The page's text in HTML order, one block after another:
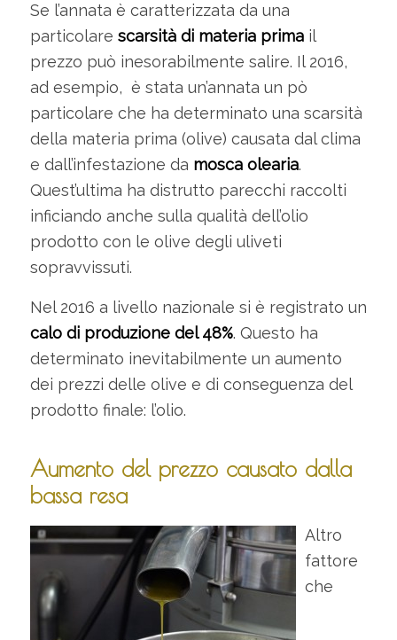
Se l’annata è caratterizzata da una
particolare scarsità di materia prima il
prezzo può inesorabilmente salire. Il 2016,
ad esempio, è stata un’annata un pò
particolare che ha determinato una scarsità
della materia prima (olive) causata dal clima
e dall’infestazione da mosca olearia.
Quest’ultima ha distrutto parecchi raccolti
inficiando anche sulla qualità dell’olio
prodotto con le olive degli uliveti
sopravvissuti.
Nel 2016 a livello nazionale si è registrato un
calo di produzione del 48%. Questo ha
determinato inevitabilmente un aumento
dei prezzi delle olive e di conseguenza del
prodotto finale: l’olio.
Aumento del prezzo causato dalla
bassa resa
Altro
fattore
che